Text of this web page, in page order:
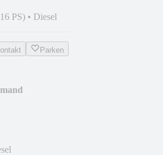
PS) • Diesel
Parken